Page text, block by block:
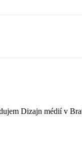
Dizajn médií v